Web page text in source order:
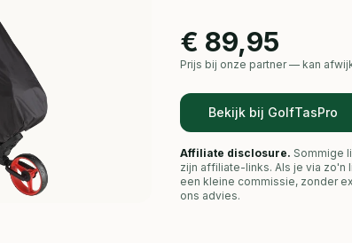
€ 89,95
Prijs bij onze partner — kan
Bekijk bij GolfTasPro
Affiliate disclosure. Sommige
zijn affiliate-links. Als je via
een kleine commissie, zonder
ons advies.